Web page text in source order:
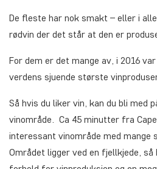
De fleste har nok smakt – eller i
rødvin der det står at den er
For dem er det mange av, i 2016
verdens sjuende største
Så hvis du liker vin, kan du bli med
vinområde. Ca 45 minutter fra
interessant vinområde med mange
Området ligger ved en fjellkjede, så